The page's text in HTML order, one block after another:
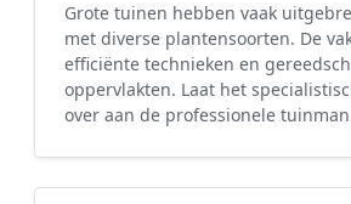
Grote tuinen hebben vaak
met diverse plantensoorten. De
efficiënte technieken en
oppervlakten. Laat het
over aan de professionele